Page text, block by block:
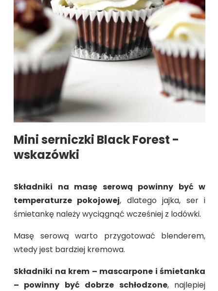
Mini serniczki Black Forest -
wskazówki
Składniki na masę serową powinny być w
temperaturze pokojowej, dlatego jajka, ser i
śmietankę należy wyciągnąć wcześniej z lodówki.
Masę serową warto przygotować blenderem,
wtedy jest bardziej kremowa.
Składniki na krem – mascarpone i śmietanka
– powinny być dobrze schłodzone, najlepiej